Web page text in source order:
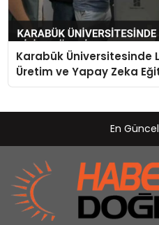
Karabük Üniversitesinde
Üretim ve Yapay Zeka
En